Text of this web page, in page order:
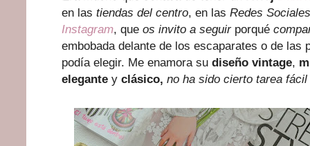
en las tiendas del centro, en las Redes Sociales
Instagram, que os invito a seguirporqué
embobada delante de los escaparates o de las
podía elegir. Me enamora su diseño vintage,
elegante y clásico, no ha sido cierto tarea